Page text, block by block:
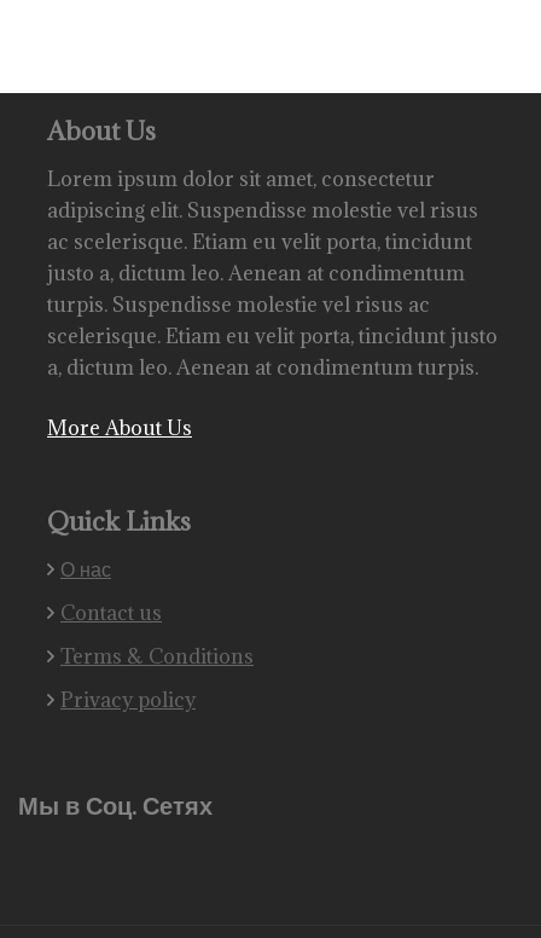
About Us
Lorem ipsum dolor sit amet, consectetur
adipiscing elit. Suspendisse molestie vel risus
ac scelerisque. Etiam eu velit porta, tincidunt
justo a, dictum leo. Aenean at condimentum
turpis. Suspendisse molestie vel risus ac
scelerisque. Etiam eu velit porta, tincidunt justo
a, dictum leo. Aenean at condimentum turpis.
More About Us
Quick Links
О нас
Contact us
Terms & Conditions
Privacy policy
Мы в Соц. Сетях